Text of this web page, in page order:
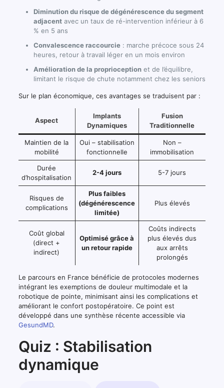
Diminution du risque de dégénérescence du segment
adjacentavec un taux de ré-intervention inférieur à 6
% en 5 ans
Convalescence raccourcie: marche précoce sous 24
heures, retour à travail léger en un mois environ
Amélioration de la proprioceptionet de l’équilibre,
limitant le risque de chute notamment chez les seniors
Sur le plan économique, ces avantages se traduisent par :
Aspect
Implants
Dynamiques
Fusion
Traditionnelle
Maintien de la
mobilité
Oui – stabilisation
fonctionnelle
Non –
immobilisation
Durée
d’hospitalisation
2-4 jours 5-7 jours
Risques de
complications
Plus faibles
(dégénérescence
limitée)
Plus élevés
Coût global
(direct +
indirect)
Optimisé grâce à
un retour rapide
Coûts indirects
plus élevés dus
aux arrêts
prolongés
Le parcours en France bénéficie de protocoles modernes
intégrant les exemptions de douleur multimodale et la
robotique de pointe, minimisant ainsi les complications et
améliorant le confort postopératoire. Ce point est
développé dans une synthèse récente accessible via
GesundMD.
Quiz : Stabilisation
dynamique